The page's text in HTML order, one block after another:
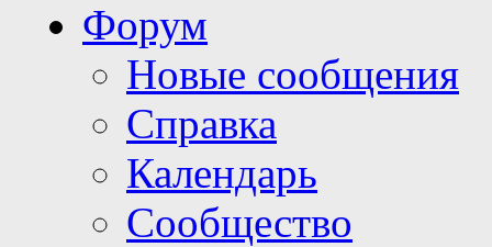
Форум
Новые сообщения
Справка
Календарь
Сообщество